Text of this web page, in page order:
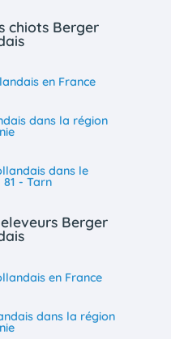
chiots Berger
en France
dans la région
dans le
- Tarn
Berger
en France
dans la région